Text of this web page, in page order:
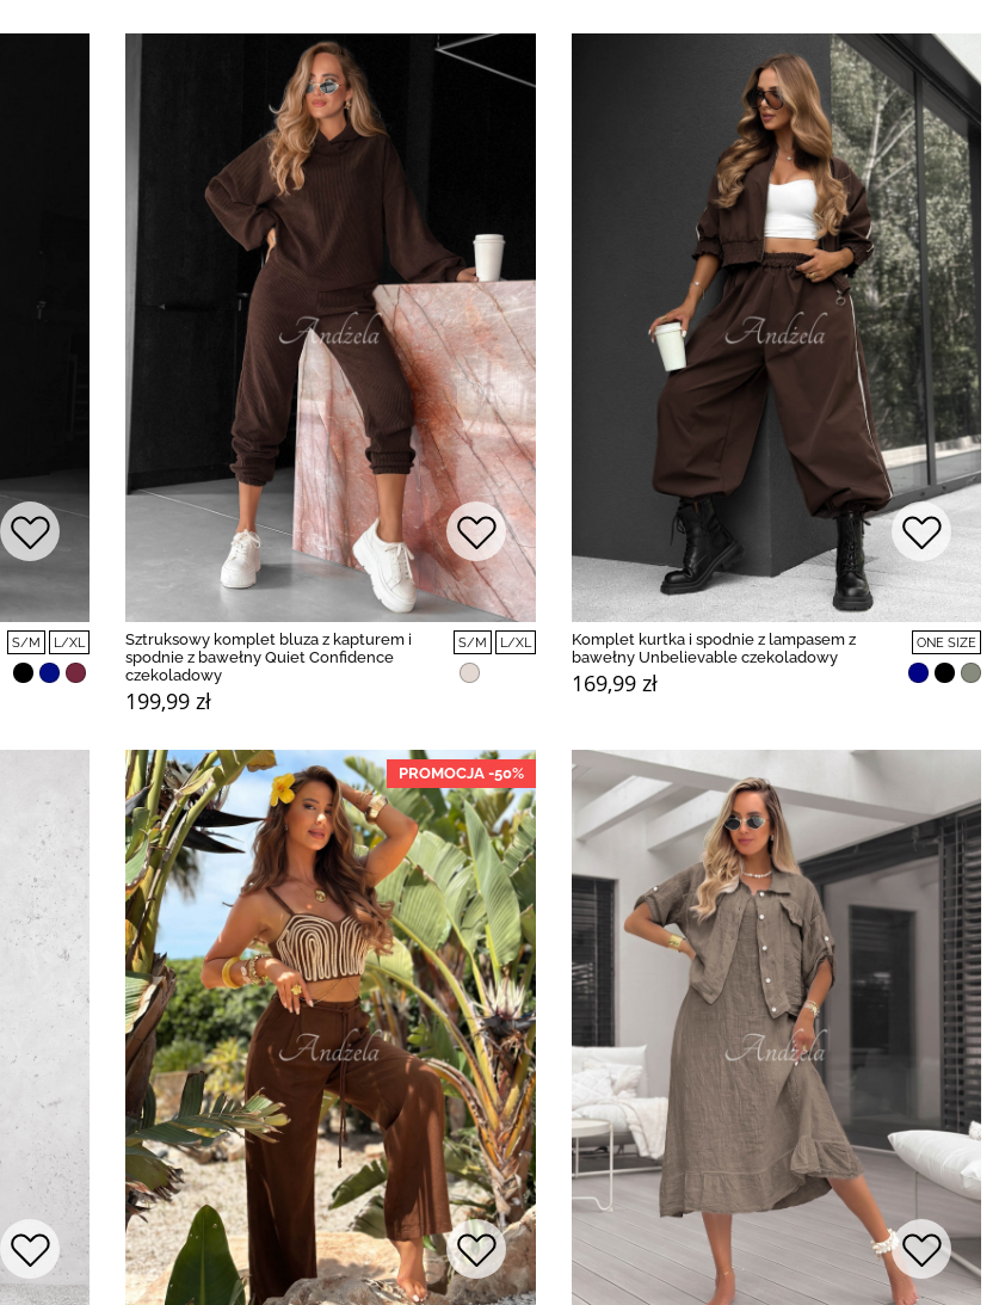
S/M L/XL
Sztruksowy komplet bluza z kapturem i
spodnie z bawełny Quiet Confidence
czekoladowy
199,99 zł
S/M L/XL
Komplet kurtka i spodnie z lampasem z
bawełny Unbelievable czekoladowy
169,99 zł
ONE SIZE
PROMOCJA -50%